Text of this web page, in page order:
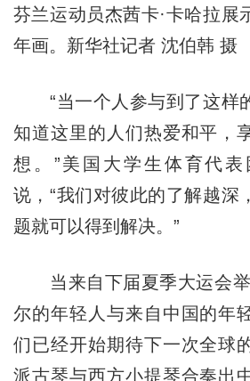
芬兰运动员杰茜卡·卡哈拉展
年画。新华社记者 沈伯韩 摄
“当一个人参与到了这样
知道这里的人们热爱和平，
想。”美国大学生体育代
说，“我们对彼此的了解越深
题就可以得到解决。”
当来自下届夏季大运会举
尔的年轻人与来自中国的年
们已经开始期待下一次全球
派古琴与西方小提琴合奏出